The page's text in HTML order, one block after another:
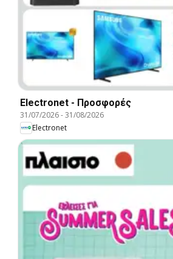
Electronet - Προσφορές
31/07/2026-31/08/2026
Electronet